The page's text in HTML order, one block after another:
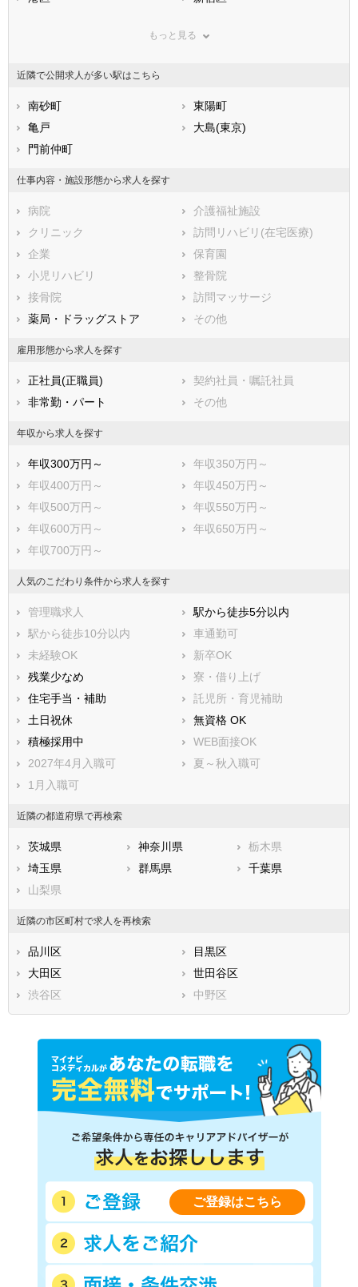
山口県
福岡県
佐賀県
熊本県
鹿児島県
江東区
大田区
渋谷区
中野区
杉並区
豊島区
北区
江戸川区
市部
八王子市
立川市
武蔵野市
三鷹市
青梅市
府中市
昭島市
調布市
町田市
東村山市
国分寺市
国立市
福生市
狛江市
武蔵村山市
多摩市
稲城市
羽村市
あきる野市
西東京市
西多摩郡瑞穂町
西多摩郡日の出町
西多摩郡檜原村
大島町
新島村
神津島村
御蔵島村
青ヶ島村
小笠原村
もっと見る
近隣で公開求人が多い駅はこちら
南砂町
東陽町
亀戸
大島(東京)
門前仲町
仕事内容・施設形態から求人を探す
病院
介護福祉施設
クリニック
訪問リハビリ(在宅医療)
企業
保育園
小児リハビリ
整骨院
接骨院
訪問マッサージ
薬局・ドラッグストア
その他
雇用形態から求人を探す
正社員(正職員)
契約社員・嘱託社員
非常勤・パート
その他
年収から求人を探す
年収300万円～
年収350万円～
年収400万円～
年収450万円～
年収500万円～
年収550万円～
年収600万円～
年収650万円～
年収700万円～
人気のこだわり条件から求人を探す
管理職求人
駅から徒歩5分以内
駅から徒歩10分以内
車通勤可
未経験OK
新卒OK
残業少なめ
寮・借り上げ
住宅手当・補助
託児所・育児補助
土日祝休
無資格 OK
積極採用中
WEB面接OK
2027年4月入職可
夏～秋入職可
1月入職可
近隣の都道府県で再検索
茨城県 神奈川県
栃木県
埼玉県
群馬県
千葉県
山梨県
近隣の市区町村で求人を再検索
品川区
目黒区
大田区
世田谷区
渋谷区
中野区
ご登録はこちら